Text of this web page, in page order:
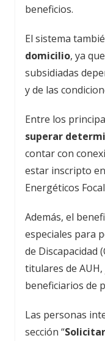
beneficios.
El sistema
domicilio, ya
subsidiadas
y de las
Entre los
superar
contar con
estar inscripto
Energéticos
Además, el
especiales para
de Discapacidad
titulares de
beneficiarios de
Las personas
sección “